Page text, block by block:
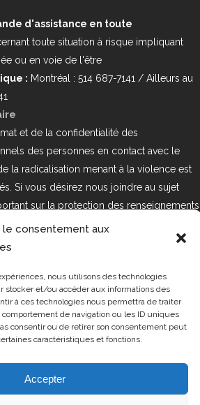
le consentement aux
nous utilisons des technologies
stocker et/ou accéder aux informations des
à ces technologies nous permettra de traiter
de navigation ou les ID uniques
consentir ou de retirer son consentement peut
caractéristiques et fonctions.
Accepter
d'assistance en toute
toute situation à risque impliquant
ou en voie de l'être
: Montréal : 514 687-7141 / Ailleurs au
et de la confidentialité des
des personnes en contact avec le
la radicalisation menant à la violence est
Si vous désirez nous joindre au sujet
sur la protection des renseignements
privé, veuillez communiquer avec
suivant : loi25@cprmv.org Pour en savoir
CPRMV